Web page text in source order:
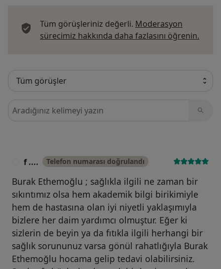
Tüm görüşleriniz değerli. Moderasyon
sürecimiz hakkında daha fazlasını öğrenin.
Görüşler içerisinde ara
f .... Telefon numarası doğrulandı
Burak Ethemoğlu ; sağlıkla ilgili ne zaman bir
sıkıntımız olsa hem akademik bilgi birikimiyle
hem de hastasına olan iyi niyetli yaklaşımıyla
bizlere her daim yardımcı olmuştur. Eğer ki
sizlerin de beyin ya da fıtıkla ilgili herhangi bir
sağlık sorununuz varsa gönül rahatlığıyla Burak
Ethemoğlu hocama gelip tedavi olabilirsiniz.